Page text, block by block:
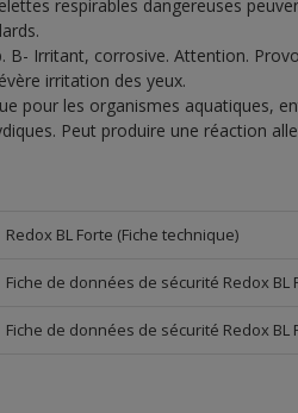
respirables dangereuses
B- Irritant, corrosive. Attention.
irritation des yeux.
pour les organismes aquatiques,
Peut produire une réaction
Redox BL Forte (Fiche technique)
Fiche de données de sécurité Redox BL
Fiche de données de sécurité Redox BL